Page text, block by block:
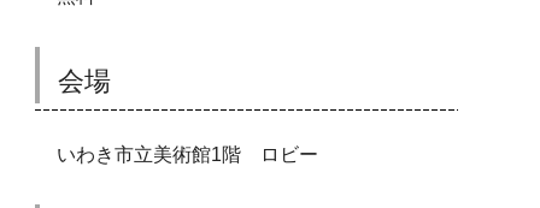
会場
いわき市立美術館1階 ロビー